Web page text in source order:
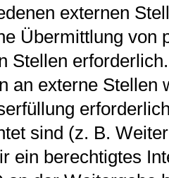
externen
Übermittlung von
Stellen
an externe Stellen
sind (z. B.
ein berechtigtes